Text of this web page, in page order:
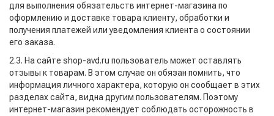
для выполнения обязательств интернет-магазина по
оформлению и доставке товара клиенту, обработки и
получения платежей или уведомления клиента о состоянии
его заказа.
2.3. На сайте shop-avd.ru пользователь может оставлять
отзывы к товарам. В этом случае он обязан помнить, что
информация личного характера, которую он сообщает в этих
разделах сайта, видна другим пользователям. Поэтому
интернет-магазин рекомендует соблюдать осторожность в